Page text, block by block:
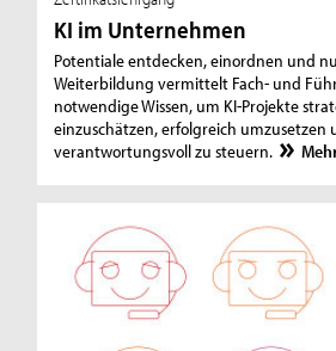
KI im Unternehmen
Potentiale entdecken, einordnen und
Weiterbildung vermittelt Fach- und
notwendige Wissen, um KI-Projekte
einzuschätzen, erfolgreich umzusetzen
verantwortungsvoll zu steuern.